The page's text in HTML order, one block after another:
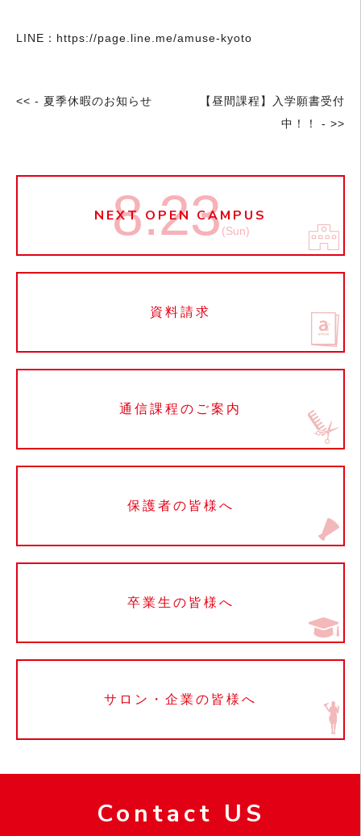
LINE： https://page.line.me/amuse-kyoto
<< - 夏季休暇のお知らせ
【昼間課程】入学願書受付
中！！ - >>
NEXT OPEN CAMPUS
8.23(Sun)
資料請求
通信課程のご案内
保護者の皆様へ
卒業生の皆様へ
サロン・企業の皆様へ
Contact US